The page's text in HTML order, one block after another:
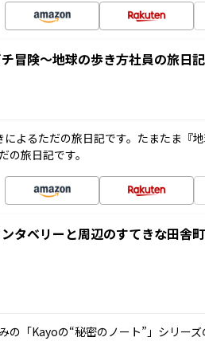
冒険～地球の歩き方社員の旅日
よるただの旅日記です。たまたま『
の旅日記です。
タベリーと周辺のすてきな田舎
の「Kayoの“秘密のノート”」シリー